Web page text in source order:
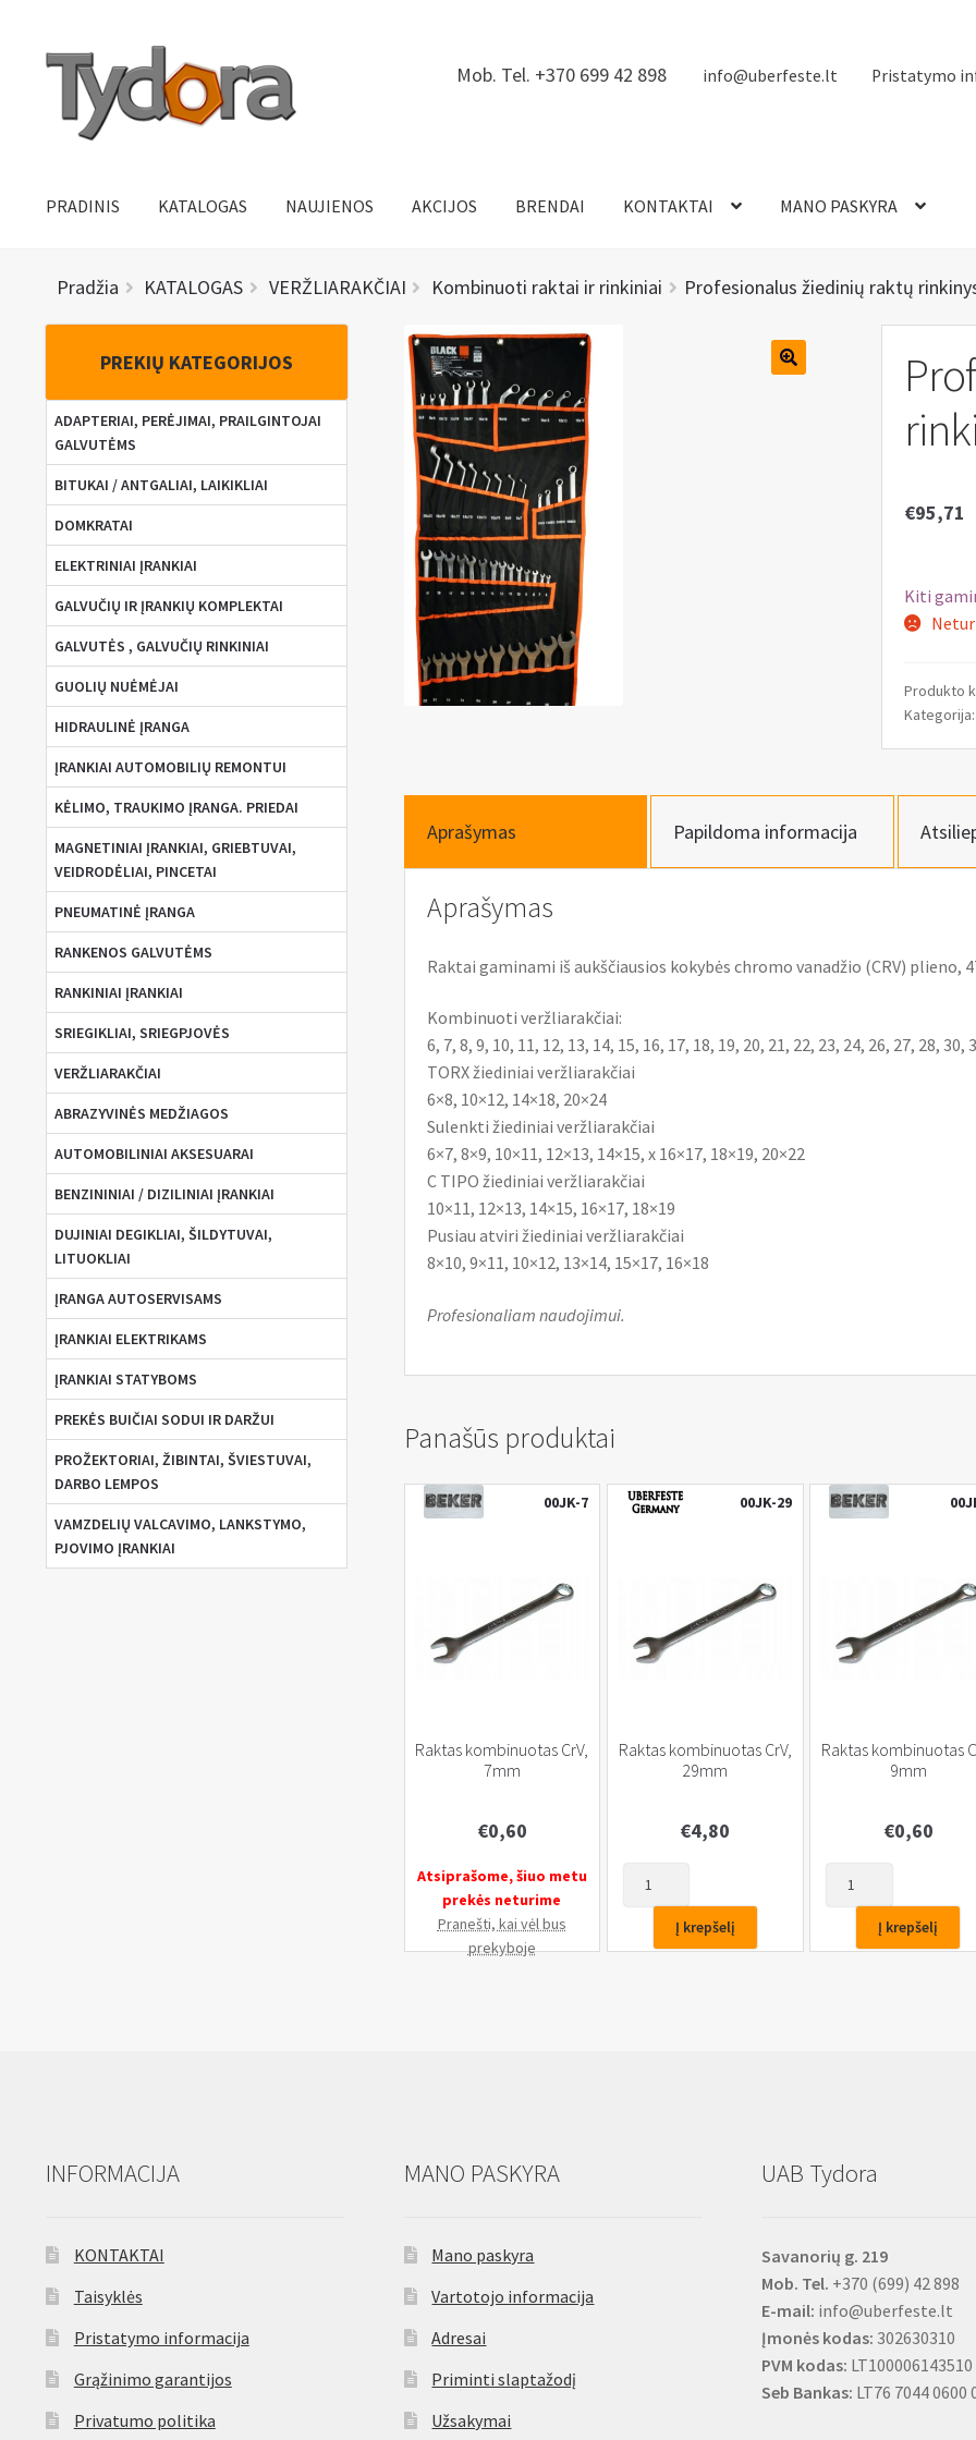
Pereiti
meniu
Pereiti
turinio
Mob. Tel. +370 699 42 898 info@uberfeste.lt Pristatymo
PRADINIS KATALOGAS NAUJIENOS AKCIJOS BRENDAI KONTAKTAI MANO PASKYRA
Pradžia KATALOGAS VERŽLIARAKČIAI Kombinuoti raktai ir rinkiniai Profesionalus žiedinių raktų
€95,71
Kiti
Produkto
Kategorija:
Aprašymas Papildoma informacija
Aprašymas
Raktai gaminami iš aukščiausios kokybės chromo vanadžio (CRV) plieno,
Kombinuoti veržliarakčiai:
6, 7, 8, 9, 10, 11, 12, 13, 14, 15, 16, 17, 18, 19, 20, 21, 22, 23, 24, 26, 27, 28, 30,
TORX žiediniai veržliarakčiai
6×8, 10×12, 14×18, 20×24
Sulenkti žiediniai veržliarakčiai
6×7, 8×9, 10×11, 12×13, 14×15, x 16×17, 18×19, 20×22
C TIPO žiediniai veržliarakčiai
10×11, 12×13, 14×15, 16×17, 18×19
Pusiau atviri žiediniai veržliarakčiai
8×10, 9×11, 10×12, 13×14, 15×17, 16×18
Profesionaliam naudojimui.
Panašūs produktai
00JK-7
Raktas kombinuotas CrV,
7mm
€0,60
Atsiprašome, šiuo metu
prekės neturime
Pranešti, kai vėl bus
prekyboje
00JK-29
Raktas kombinuotas CrV,
29mm
€4,80
kombinuotas
Į krepšelį
Raktas kombinuotas
9mm
€0,60
kombinuotas
Į krepšelį
PREKIŲ KATEGORIJOS
ADAPTERIAI, PERĖJIMAI, PRAILGINTOJAI
GALVUTĖMS
BITUKAI / ANTGALIAI, LAIKIKLIAI
DOMKRATAI
ELEKTRINIAI ĮRANKIAI
GALVUČIŲ IR ĮRANKIŲ KOMPLEKTAI
GALVUTĖS , GALVUČIŲ RINKINIAI
GUOLIŲ NUĖMĖJAI
HIDRAULINĖ ĮRANGA
ĮRANKIAI AUTOMOBILIŲ REMONTUI
KĖLIMO, TRAUKIMO ĮRANGA. PRIEDAI
MAGNETINIAI ĮRANKIAI, GRIEBTUVAI,
VEIDRODĖLIAI, PINCETAI
PNEUMATINĖ ĮRANGA
RANKENOS GALVUTĖMS
RANKINIAI ĮRANKIAI
SRIEGIKLIAI, SRIEGPJOVĖS
VERŽLIARAKČIAI
ABRAZYVINĖS MEDŽIAGOS
AUTOMOBILINIAI AKSESUARAI
BENZININIAI / DIZILINIAI ĮRANKIAI
DUJINIAI DEGIKLIAI, ŠILDYTUVAI,
LITUOKLIAI
ĮRANGA AUTOSERVISAMS
ĮRANKIAI ELEKTRIKAMS
ĮRANKIAI STATYBOMS
PREKĖS BUIČIAI SODUI IR DARŽUI
PROŽEKTORIAI, ŽIBINTAI, ŠVIESTUVAI,
DARBO LEMPOS
VAMZDELIŲ VALCAVIMO, LANKSTYMO,
PJOVIMO ĮRANKIAI
INFORMACIJA
KONTAKTAI
Taisyklės
Pristatymo informacija
Grąžinimo garantijos
Privatumo politika
MANO PASKYRA
Mano paskyra
Vartotojo informacija
Adresai
Priminti slaptažodį
Užsakymai
UAB Tydora
Savanorių g. 219
Mob. Tel. +370 (699) 42 898
E-mail: info@uberfeste.lt
Įmonės kodas: 302630310
PVM kodas: LT100006143510
Seb Bankas: LT76 7044 0600